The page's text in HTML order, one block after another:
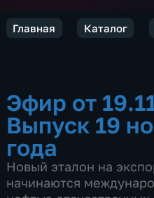
Главная Каталог
Эфир от
Выпуск 19
года
Новый эталон на
начинаются